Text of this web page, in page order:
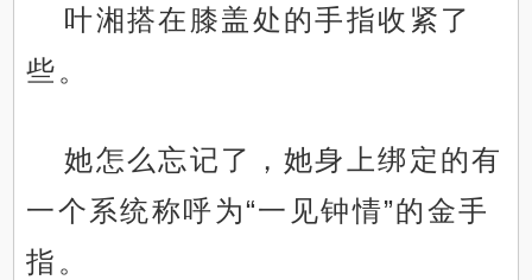
叶湘搭在膝盖处的手指收紧了
些。
她怎么忘记了，她身上绑定的有
一个系统称呼为“一见钟情”的金手
指。